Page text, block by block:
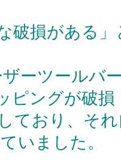
破損がある
ザーツールバ
ピングが破損
ており、そ
いました。